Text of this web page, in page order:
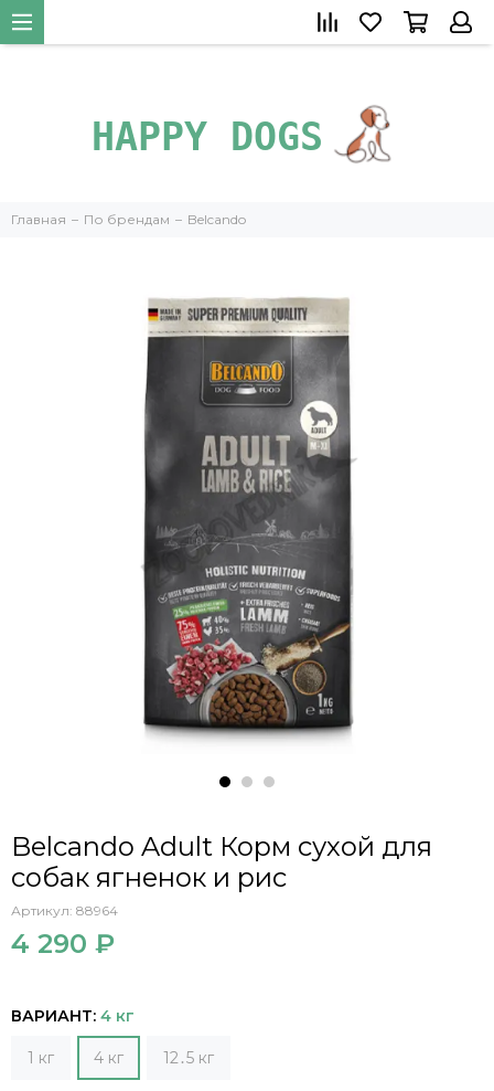
+79266385219
Главная По брендам Belcando
Belcando Adult Корм сухой для
собак ягненок и рис
Артикул: 88964
4 290 ₽
ВАРИАНТ: 4 кг
1 кг 4 кг 12․5 кг